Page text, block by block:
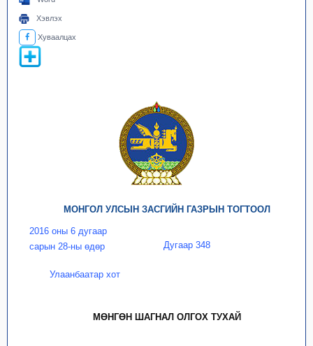
Хэвлэх
Хуваалцах
МОНГОЛ УЛСЫН ЗАСГИЙН ГАЗРЫН ТОГТООЛ
2016 оны 6 дугаар
сарын 28-ны өдөр
Дугаар 348
Улаанбаатар хот
МӨНГӨН ШАГНАЛ ОЛГОХ ТУХАЙ